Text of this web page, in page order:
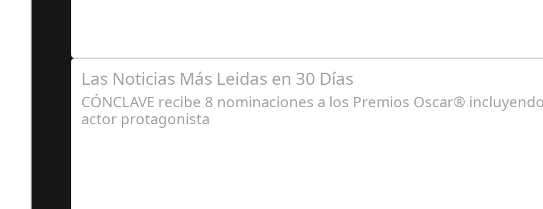
Las Noticias Más Leidas en 30 Días
CÓNCLAVE recibe 8 nominaciones a los Premios Oscar®
actor protagonista